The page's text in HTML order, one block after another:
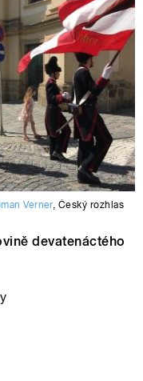
Verner, Český rozhlas
devatenáctého